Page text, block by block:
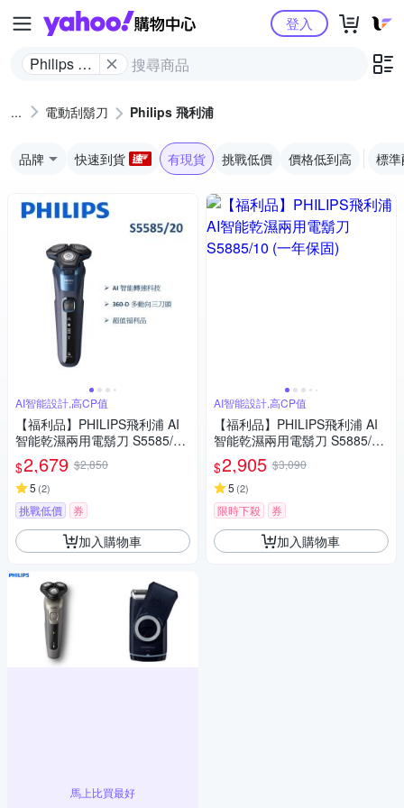
Yahoo購物中心
Philips 飛
登入
電動刮鬍刀 Philips 飛利浦
品牌 快速到貨 有現貨 挑戰低價 價格低到高 標
AI智能設計,高CP值
【福利品】PHILIPS飛利浦 AI
智能乾濕兩用電鬍刀 S5585/20
(一年保固)
$2,679 $2,850
5 (2)
挑戰低價 券
加入購物車
馬上比買最好
AI智能設計,高CP值
【福利品】PHILIPS飛利浦 AI
智能乾濕兩用電鬍刀 S5885/10
(一年保固)
$2,905 $3,090
5 (2)
限時下殺 券
加入購物車